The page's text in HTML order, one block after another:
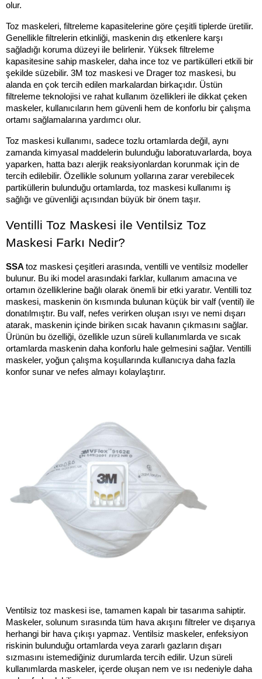
olur.
Toz maskeleri, filtreleme kapasitelerine göre çeşitli tiplerde üretilir.
Genellikle filtrelerin etkinliği, maskenin dış etkenlere karşı
sağladığı koruma düzeyi ile belirlenir. Yüksek filtreleme
kapasitesine sahip maskeler, daha ince toz ve partikülleri etkili bir
şekilde süzebilir. 3M toz maskesi ve Drager toz maskesi, bu
alanda en çok tercih edilen markalardan birkaçıdır. Üstün
filtreleme teknolojisi ve rahat kullanım özellikleri ile dikkat çeken
maskeler, kullanıcıların hem güvenli hem de konforlu bir çalışma
ortamı sağlamalarına yardımcı olur.
Toz maskesi kullanımı, sadece tozlu ortamlarda değil, aynı
zamanda kimyasal maddelerin bulunduğu laboratuvarlarda, boya
yaparken, hatta bazı alerjik reaksiyonlardan korunmak için de
tercih edilebilir. Özellikle solunum yollarına zarar verebilecek
partiküllerin bulunduğu ortamlarda, toz maskesi kullanımı iş
sağlığı ve güvenliği açısından büyük bir önem taşır.
Ventilli Toz Maskesi ile Ventilsiz Toz
Maskesi Farkı Nedir?
SSA toz maskesi çeşitleri arasında, ventilli ve ventilsiz modeller
bulunur. Bu iki model arasındaki farklar, kullanım amacına ve
ortamın özelliklerine bağlı olarak önemli bir etki yaratır. Ventilli toz
maskesi, maskenin ön kısmında bulunan küçük bir valf (ventil) ile
donatılmıştır. Bu valf, nefes verirken oluşan ısıyı ve nemi dışarı
atarak, maskenin içinde biriken sıcak havanın çıkmasını sağlar.
Ürünün bu özelliği, özellikle uzun süreli kullanımlarda ve sıcak
ortamlarda maskenin daha konforlu hale gelmesini sağlar. Ventilli
maskeler, yoğun çalışma koşullarında kullanıcıya daha fazla
konfor sunar ve nefes almayı kolaylaştırır.
Ventilsiz toz maskesi ise, tamamen kapalı bir tasarıma sahiptir.
Maskeler, solunum sırasında tüm hava akışını filtreler ve dışarıya
herhangi bir hava çıkışı yapmaz. Ventilsiz maskeler, enfeksiyon
riskinin bulunduğu ortamlarda veya zararlı gazların dışarı
sızmasını istemediğiniz durumlarda tercih edilir. Uzun süreli
kullanımlarda maskeler, içerde oluşan nem ve ısı nedeniyle daha